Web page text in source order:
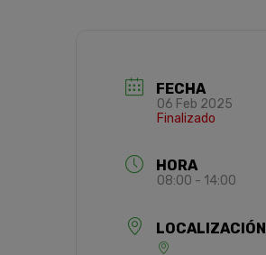
FECHA
06 Feb 2025
Finalizado
HORA
08:00 - 14:00
LOCALIZACIÓN